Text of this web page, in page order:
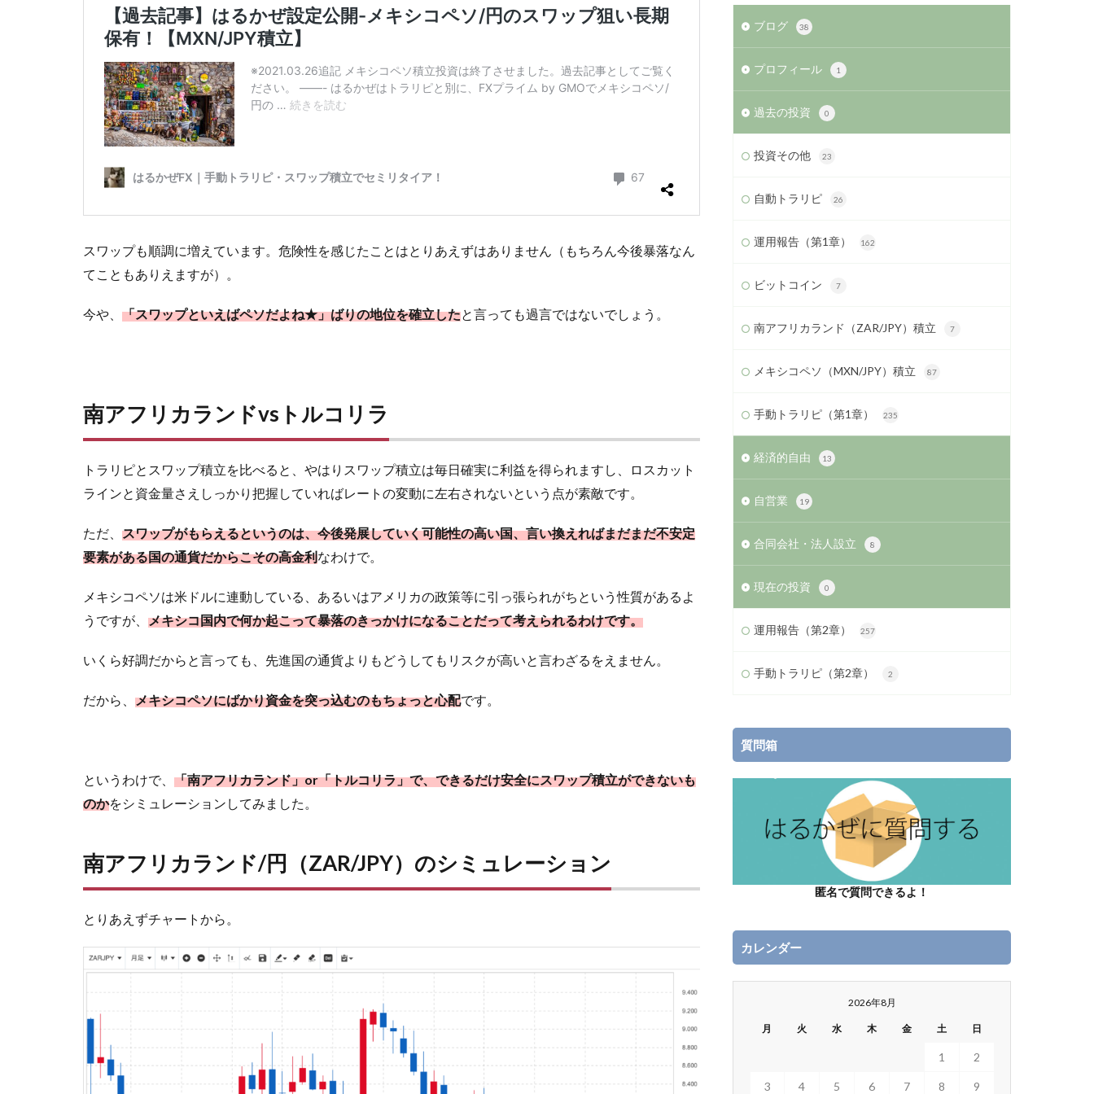
スワップも順調に増えています。危険性を感じたことはとりあえずはありません（もちろん今後暴落なん
てこともありえますが）。
今や、 「スワップといえばペソだよね★」ばりの地位を確立したと言っても過言ではないでしょう。
南アフリカランドvsトルコリラ
トラリピとスワップ積立を比べると、やはりスワップ積立は毎日確実に利益を得られますし、ロスカット
ラインと資金量さえしっかり把握していればレートの変動に左右されないという点が素敵です。
ただ、 スワップがもらえるというのは、今後発展していく可能性の高い国、言い換えればまだまだ不安定
要素がある国の通貨だからこその高金利なわけで。
メキシコペソは米ドルに連動している、あるいはアメリカの政策等に引っ張られがちという性質があるよ
うですが、 メキシコ国内で何か起こって暴落のきっかけになることだって考えられるわけです。
いくら好調だからと言っても、先進国の通貨よりもどうしてもリスクが高いと言わざるをえません。
だから、 メキシコペソにばかり資金を突っ込むのもちょっと心配です。
というわけで、 「南アフリカランド」or「トルコリラ」で、できるだけ安全にスワップ積立ができないも
のかをシミュレーションしてみました。
南アフリカランド/円（ZAR/JPY）のシミュレーション
とりあえずチャートから。
ブログ 38
プロフィール 1
過去の投資 0
投資その他 23
自動トラリピ 26
運用報告（第1章） 162
ビットコイン 7
南アフリカランド（ZAR/JPY）積立 7
メキシコペソ（MXN/JPY）積立 87
手動トラリピ（第1章） 235
経済的自由 13
自営業 19
合同会社・法人設立 8
現在の投資 0
運用報告（第2章） 257
手動トラリピ（第2章） 2
質問箱
匿名で質問できるよ！
カレンダー
2026年8月
月 火 水 木 金 土 日
1 2
3 4 5 6 7 8 9